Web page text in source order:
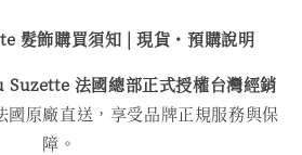
髮飾購買須知 | 現貨・預購說明
法國總部正式授權台灣經銷
國原廠直送，享受品牌正規服務與保
障。